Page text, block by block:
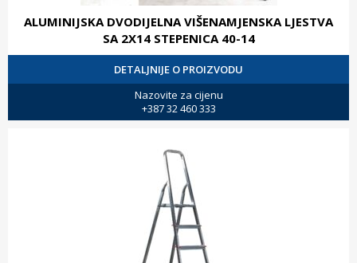
ALUMINIJSKA DVODIJELNA VIŠENAMJENSKA LJESTVA
SA 2X14 STEPENICA 40-14
DETALJNIJE O PROIZVODU
Nazovite za cijenu
+387 32 460 333